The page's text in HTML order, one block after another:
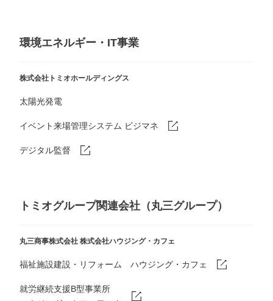
環境エネルギー・IT事業
株式会社トミオホールディングス
太陽光発電
イベント来場管理システム ビジマネ
デジタル監督
トミオグループ関連会社（丸三グループ）
丸三商事株式会社 株式会社ハウジング・カフェ
福祉施設建設・リフォーム ハウジング・カフェ
就労継続支援B型事業所